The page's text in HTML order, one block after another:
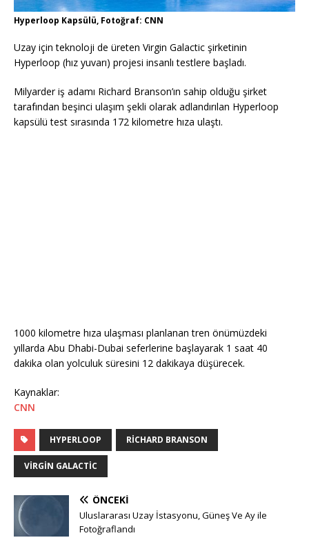
Hyperloop Kapsülü, Fotoğraf: CNN
Uzay için teknoloji de üreten Virgin Galactic şirketinin
Hyperloop (hız yuvarı) projesi insanlı testlere başladı.
Milyarder iş adamı Richard Branson’ın sahip olduğu şirket
tarafından beşinci ulaşım şekli olarak adlandırılan Hyperloop
kapsülü test sırasında 172 kilometre hıza ulaştı.
1000 kilometre hıza ulaşması planlanan tren önümüzdeki
yıllarda Abu Dhabi-Dubai seferlerine başlayarak 1 saat 40
dakika olan yolculuk süresini 12 dakikaya düşürecek.
Kaynaklar:
CNN
HYPERLOOP RICHARD BRANSON
VIRGIN GALACTIC
ÖNCEKI
Uluslararası Uzay İstasyonu, Güneş Ve Ay ile
Fotoğraflandı